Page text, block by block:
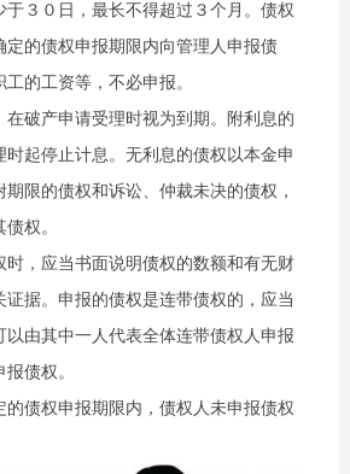
于３０日，最长不得超过３个月。债权
定的债权申报期限内向管理人申报债
的工资等，不必申报。
破产申请受理时视为到期。附利息的
时起停止计息。无利息的债权以本金申
限的债权和诉讼、仲裁未决的债权，
权。
，应当书面说明债权的数额和有无财
证据。申报的债权是连带债权的，应当
以由其中一人代表全体连带债权人申报
债权。
债权申报期限内，债权人未申报债权